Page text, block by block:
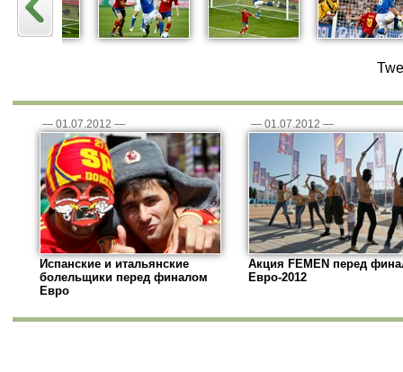
— 01.07.2012 —
Испанские и итальянские
болельщики перед финалом
Евро
— 01.07.2012 —
Акция FEMEN перед
Евро-2012